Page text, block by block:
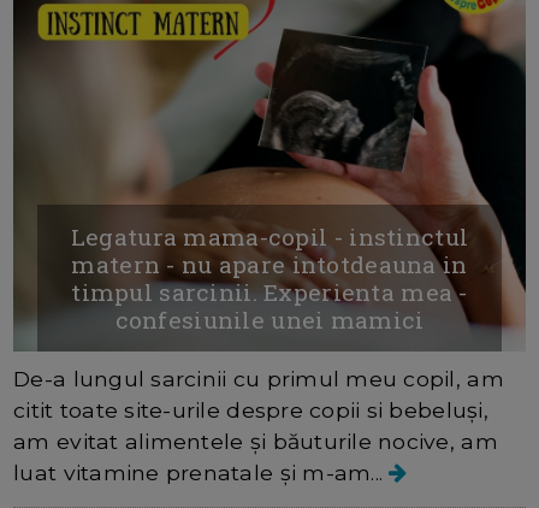
Legatura mama-copil - instinctul
matern - nu apare intotdeauna in
timpul sarcinii. Experienta mea -
confesiunile unei mamici
De-a lungul sarcinii cu primul meu copil, am
citit toate site-urile despre copii si bebeluși,
am evitat alimentele și băuturile nocive, am
luat vitamine prenatale și m-am...